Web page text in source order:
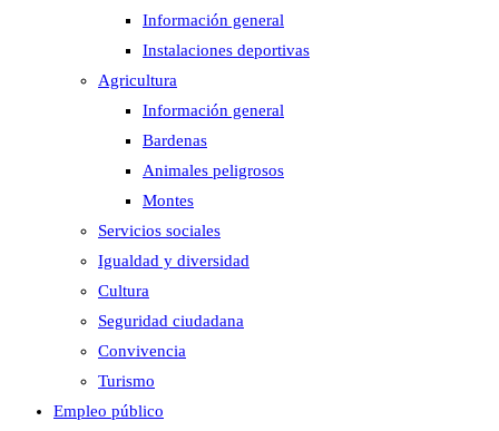
Información general
Instalaciones deportivas
Agricultura
Información general
Bardenas
Animales peligrosos
Montes
Servicios sociales
Igualdad y diversidad
Cultura
Seguridad ciudadana
Convivencia
Turismo
Empleo público